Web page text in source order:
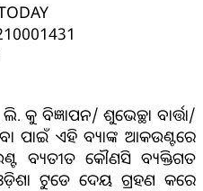
କୁ ବିଜ୍ଞାପନ/ ଶୁଭେଚ୍ଛା ବାର୍ତ୍ତା/
ଏହି ବ୍ୟାଙ୍କ ଆକଉଣ୍ଟରେ
ବ୍ୟତୀତ କୌଣସି ବ୍ୟକ୍ତିଗତ
ଟୁଡେ ଦେୟ ଗ୍ରହଣ କରେ